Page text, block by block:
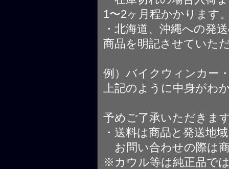
1〜2ヶ月程かかります
・北海道、沖縄への発
商品を明記させていた
例）バイクウィンカー
上記のように中身がわ
予めご了承いただきま
・送料は商品と発送地
お問い合わせの際は
※カウル等は純正品で